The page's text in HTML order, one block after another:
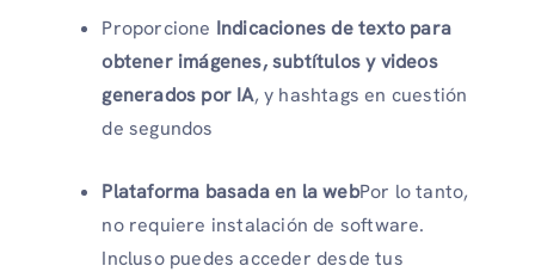
Proporcione Indicaciones de texto para
obtener imágenes, subtítulos y videos
generados por IA, y hashtags en cuestión
de segundos
Plataforma basada en la webPor lo tanto,
no requiere instalación de software.
Incluso puedes acceder desde tus